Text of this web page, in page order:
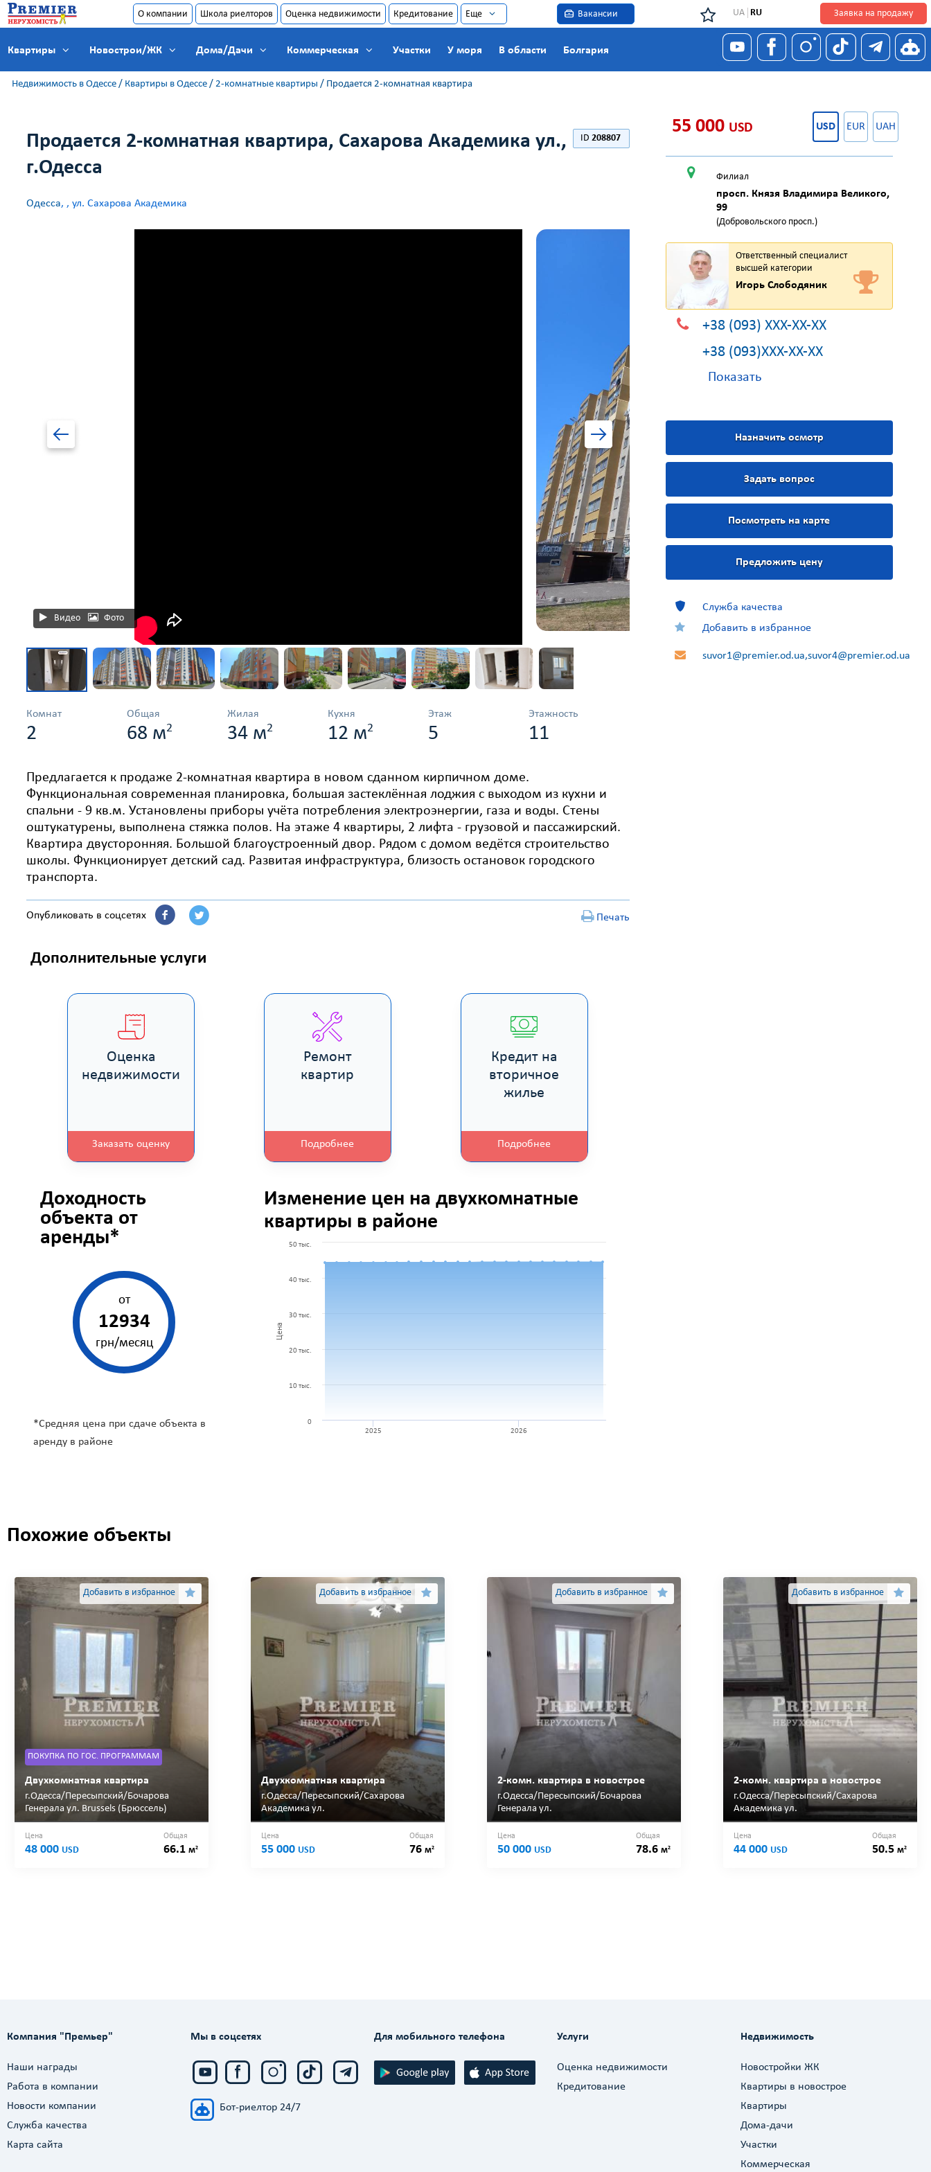
О компании Школа риелторов Оценка недвижимости Кредитование Еще Вакансии UA RU Заявка на продажу
Квартиры Новострои/ЖК Дома/Дачи Коммерческая Участки У моря В области Болгария
Недвижимость в Одессе / Квартиры в Одессе / 2-комнатные квартиры / Продается 2-комнатная квартира
Продается 2-комнатная квартира, Сахарова Академика ул.,
г.Одесса
Одесса, , ул. Сахарова Академика
ID 208807
Видео Фото
Комнат
2
Общая
68 м2
Жилая
34 м2
Кухня
12 м2
Этаж
5
Этажность
11
Предлагается к продаже 2-комнатная квартира в новом сданном кирпичном доме.
Функциональная современная планировка, большая застеклённая лоджия с выходом из кухни и
спальни - 9 кв.м. Установлены приборы учёта потребления электроэнергии, газа и воды. Стены
оштукатурены, выполнена стяжка полов. На этаже 4 квартиры, 2 лифта - грузовой и пассажирский.
Квартира двусторонняя. Большой благоустроенный двор. Рядом с домом ведётся строительство
школы. Функционирует детский сад. Развитая инфраструктура, близость остановок городского
транспорта.
Опубликовать в соцсетях Печать
Дополнительные услуги
Оценка
недвижимости
Заказать оценку
Ремонт
квартир
Подробнее
Кредит на
вторичное
жилье
Подробнее
Доходность
объекта от
аренды*
от
12934
грн/месяц
*Средняя цена при сдаче объекта в
аренду в районе
Изменение цен на двухкомнатные
квартиры в районе
Цена
2025 2026
0
10 тыс.
20 тыс.
30 тыс.
40 тыс.
50 тыс.
55 000 USD USD EUR UAH
Филиал
просп. Князя Владимира Великого,
99
(Добровольского просп.)
Ответственный специалист
высшей категории
Игорь Слободяник
+38 (093) XXX-XX-XX
+38 (093)XXX-XX-XX
Показать
Назначить осмотр
Задать вопрос
Посмотреть на карте
Предложить цену
Служба качества
Добавить в избранное
suvor1@premier.od.ua,suvor4@premier.od.ua
Похожие объекты
Добавить в избранное
ПОКУПКА ПО ГОС. ПРОГРАММАМ
Двухкомнатная квартира
г.Одесса/Пересыпский/Бочарова
Генерала ул. Brussels (Брюссель)
Цена
48 000 USD
Общая
66.1 м2
Добавить в избранное
Двухкомнатная квартира
г.Одесса/Пересыпский/Сахарова
Академика ул.
Цена
55 000 USD
Общая
76 м2
Добавить в избранное
2-комн. квартира в новострое
г.Одесса/Пересыпский/Бочарова
Генерала ул.
Цена
50 000 USD
Общая
78.6 м2
Добавить в избранное
2-комн. квартира в новострое
г.Одесса/Пересыпский/Сахарова
Академика ул.
Цена
44 000 USD
Общая
50.5 м2
Компания "Премьер"
Наши награды
Работа в компании
Новости компании
Служба качества
Карта сайта
Мы в соцсетях
Бот-риелтор 24/7
Для мобильного телефона Услуги
Оценка недвижимости
Кредитование
Недвижимость
Новостройки ЖК
Квартиры в новострое
Квартиры
Дома-дачи
Участки
Коммерческая